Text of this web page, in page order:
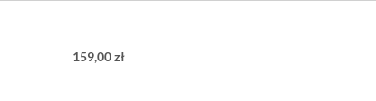
159,00 zł